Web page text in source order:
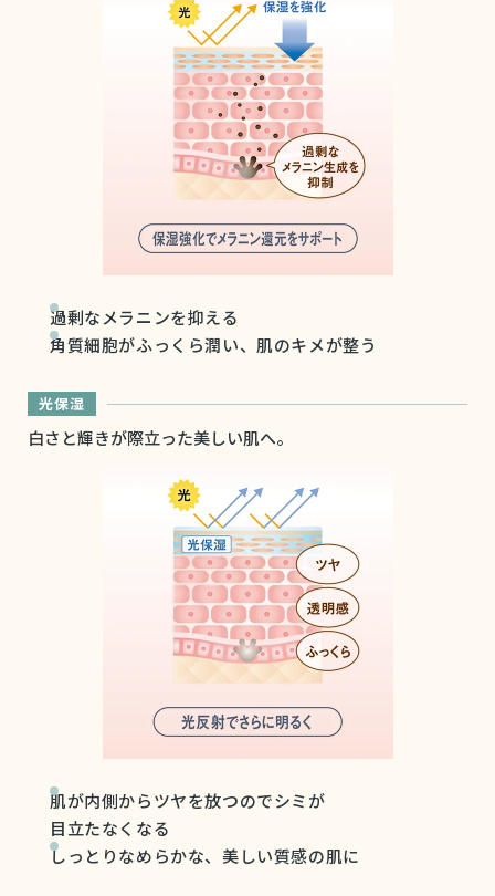
過剰なメラニンを抑える
角質細胞がふっくら潤い、肌のキメが整う
光保湿
白さと輝きが際立った美しい肌へ。
肌が内側からツヤを放つのでシミが
目立たなくなる
しっとりなめらかな、美しい質感の肌に